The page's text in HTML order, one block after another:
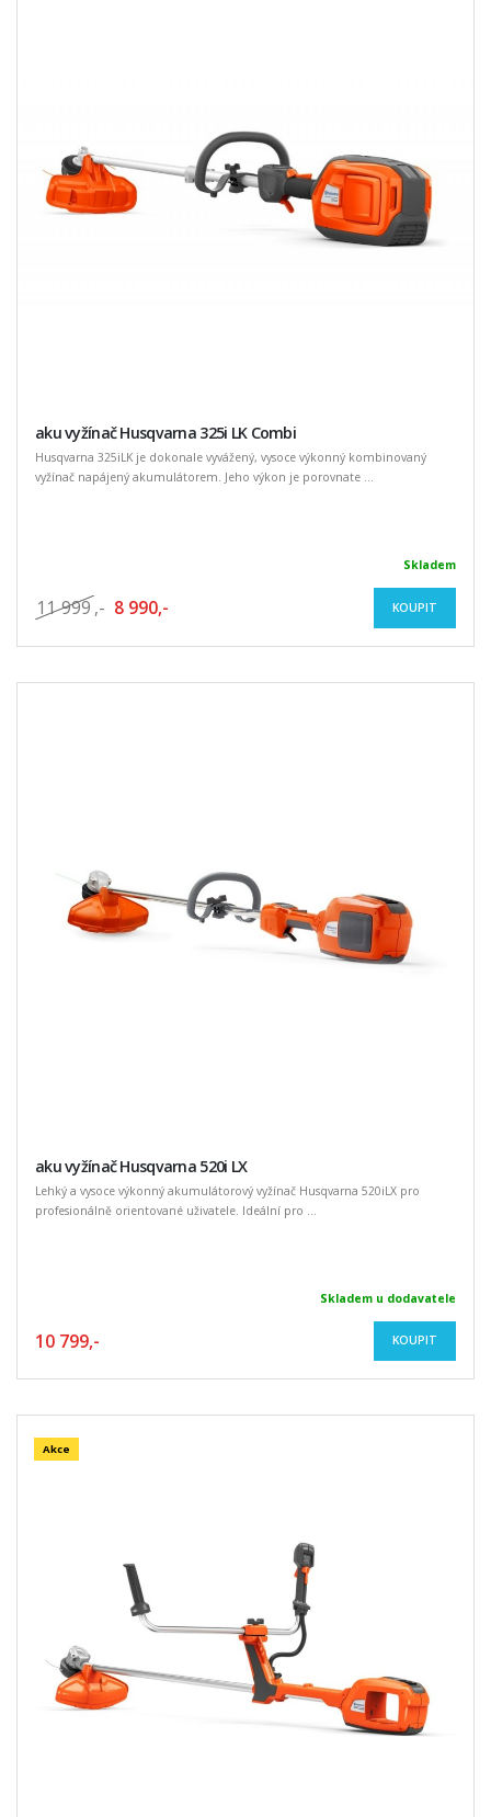
aku vyžínač Husqvarna 325i LK Combi
Husqvarna 325iLK je dokonale vyvážený, vysoce výkonný kombinovaný
vyžínač napájený akumulátorem. Jeho výkon je porovnate ...
Skladem
11 999 ,- 8 990,- KOUPIT
aku vyžínač Husqvarna 520i LX
Lehký a vysoce výkonný akumulátorový vyžínač Husqvarna 520iLX pro
profesionálně orientované uživatele. Ideální pro ...
Skladem u dodavatele
10 799,- KOUPIT
Akce